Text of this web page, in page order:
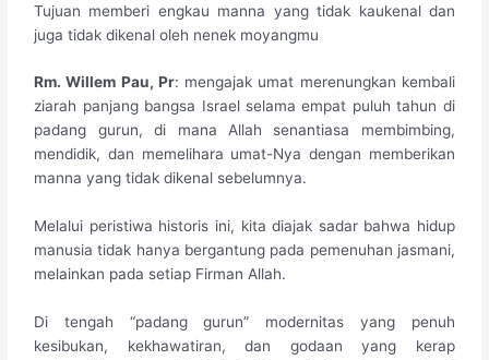
Tujuan memberi engkau manna yang tidak kaukenal dan
juga tidak dikenal oleh nenek moyangmu
Rm. Willem Pau, Pr: mengajak umat merenungkan kembali
ziarah panjang bangsa Israel selama empat puluh tahun di
padang gurun, di mana Allah senantiasa membimbing,
mendidik, dan memelihara umat-Nya dengan memberikan
manna yang tidak dikenal sebelumnya.
Melalui peristiwa historis ini, kita diajak sadar bahwa hidup
manusia tidak hanya bergantung pada pemenuhan jasmani,
melainkan pada setiap Firman Allah.
Di tengah “padang gurun” modernitas yang penuh
kesibukan, kekhawatiran, dan godaan yang kerap